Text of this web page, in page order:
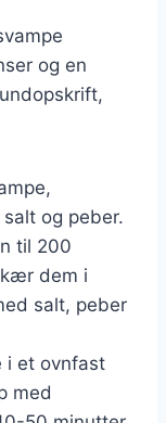
og en
og peber.
til 200
dem i
salt, peber
i et ovnfast
med